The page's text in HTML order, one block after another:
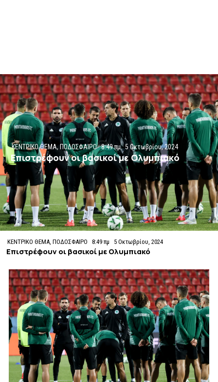
ΚΕΝΤΡΙΚΟ ΘΕΜΑ, ΠΟΔΟΣΦΑΙΡΟ 8:49 πμ 5 Οκτωβρίου, 2024
Επιστρέφουν οι βασικοί με Ολυμπιακό
ΚΕΝΤΡΙΚΟ ΘΕΜΑ ,ΠΟΔΟΣΦΑΙΡΟ 8:49 πμ 5 Οκτωβρίου, 2024
Επιστρέφουν οι βασικοί με Ολυμπιακό